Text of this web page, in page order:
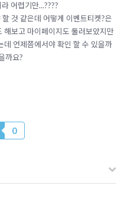
어렵기만...????
것 같은데 어떻게 이벤트티켓?은
해보고 마이페이지도 둘러보았지만
언제쯤에서야 확인 할 수 있을까
까요?
0